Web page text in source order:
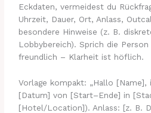
Eckdaten, vermeidest du
Uhrzeit, Dauer, Ort, Anlass,
besondere Hinweise (z. B.
Lobbybereich). Sprich die
freundlich – Klarheit ist höflich.
Vorlage kompakt: „Hallo
[Datum] von [Start–Ende] in
[Hotel/Location]). Anlass: [z. B.